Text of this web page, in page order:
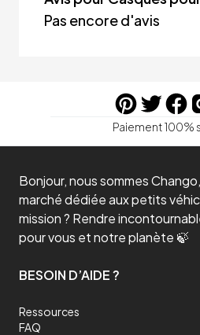
Pas encore d'avis
Paiement 100%
Bonjour, nous sommes
marché dédiée aux petits
mission ? Rendre
pour vous et notre planète 🍃
BESOIN D’AIDE ?
Ressources
FAQ